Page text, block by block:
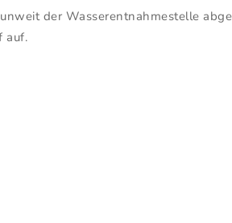
der Wasserentnahmestelle
auf.